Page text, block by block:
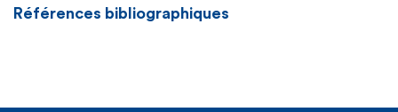
Références bibliographiques